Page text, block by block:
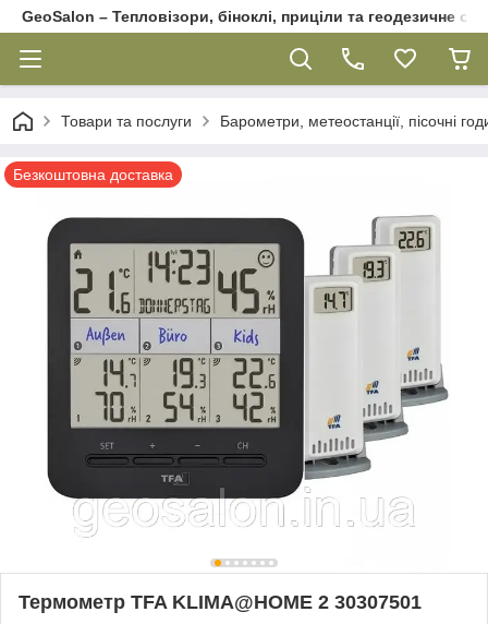
GeoSalon – Тепловізори, біноклі, приціли та геодезичне
Товари та послуги Барометри, метеостанції, пісочні
Безкоштовна доставка
Термометр TFA KLIMA@HOME 2 30307501